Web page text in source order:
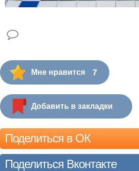
Мне нравится 7
Добавить в закладки
Поделиться в ОК
Поделиться Вконтакте